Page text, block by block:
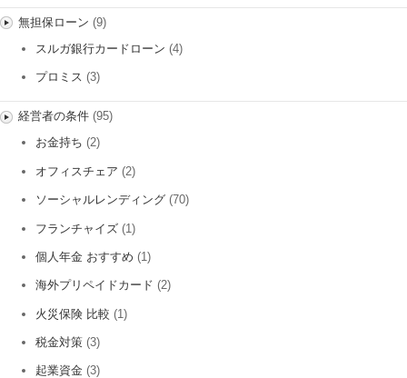
無担保ローン (9)
スルガ銀行カードローン (4)
プロミス (3)
経営者の条件(95)
お金持ち (2)
オフィスチェア (2)
ソーシャルレンディング (70)
フランチャイズ (1)
個人年金 おすすめ (1)
海外プリペイドカード (2)
火災保険 比較 (1)
税金対策 (3)
起業資金 (3)